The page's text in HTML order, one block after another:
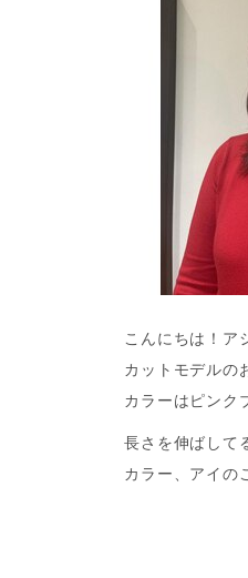
こんにちは！ア
カットモデルの
カラーはピンク
長さを伸ばして
カラー、アイの